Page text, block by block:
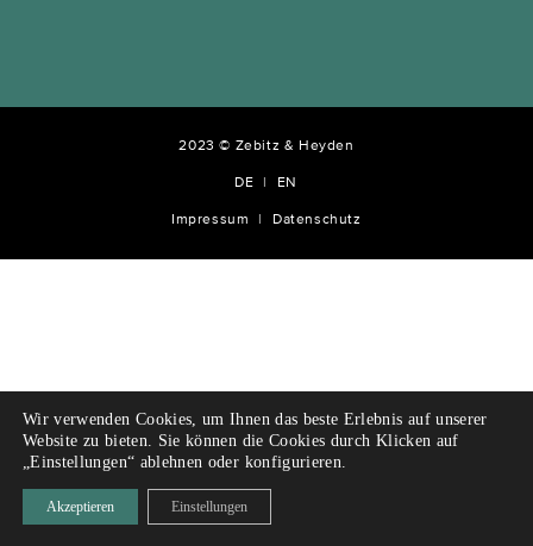
2023 © Zebitz & Heyden
DE EN
Impressum Datenschutz
Wir verwenden Cookies, um Ihnen das beste Erlebnis auf unserer
Website zu bieten. Sie können die Cookies durch Klicken auf
„Einstellungen“ ablehnen oder konfigurieren.
Akzeptieren Einstellungen